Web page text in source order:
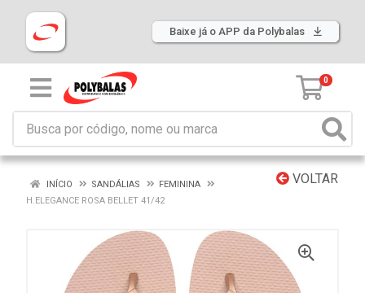
Baixe já o APP da Polybalas
0
VOLTAR
INÍCIO SANDÁLIAS
FEMININA
H.ELEGANCE ROSA BELLET 41/42